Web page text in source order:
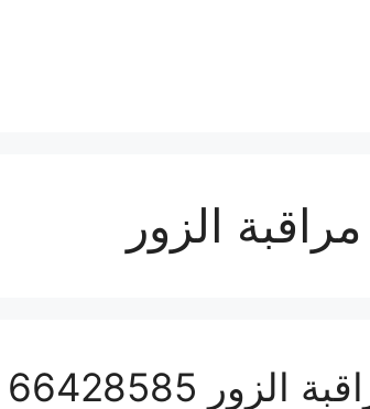
الزور